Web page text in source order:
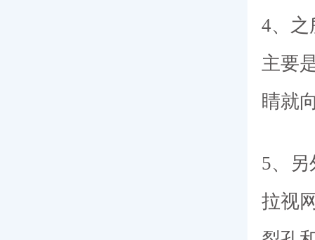
4、之
主要
睛就
5、
拉视